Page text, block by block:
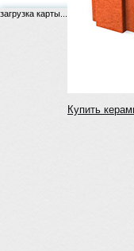
Купить
загрузка карты...